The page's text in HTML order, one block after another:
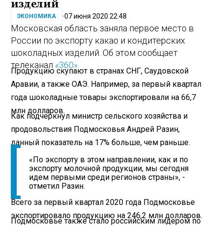
изделий
ЭКОНОМИКА 07 июня 2020 22:48
Московская область заняла первое место в
России по экспорту какао и кондитерских
шоколадных изделий. Об этом сообщает
телеканал «360»
Продукцию скупают в странах СНГ, Саудовской
Аравии, а также ОАЭ. Например, за первый квартал
года шоколадные товары экспортировали на 66,7
млн долларов.
Как подчеркнул министр сельского хозяйства и
продовольствия Подмосковья Андрей Разин,
данный показатель на 17% больше, чем раньше.
«По экспорту в этом направлении, как и по
экспорту молочной продукции, мы сегодня
идем первыми среди регионов страны», -
отметил Разин.
Всего за первый квартал 2020 года Подмосковье
экспортировало продукцию на 246,2 млн долларов.
Подмосковье также стало российским лидером по